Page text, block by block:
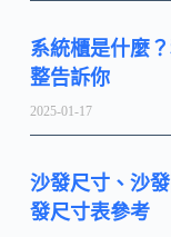
系統櫃是什麼
整告訴你
2025-01-17
沙發尺寸、沙
發尺寸表參考